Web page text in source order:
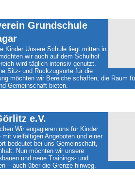
Grundschule
Kinder Unsere Schule liegt mitten in
wir auch auf dem Schulhof
wird täglich intensiv genutzt.
Sitz- und Rückzugsorte für die
möchten wir Bereiche schaffen, die Raum
Gemeinschaft bieten.
e.V.
Wir engagieren uns für Kinder
vielfältigen Angeboten und einer
bedeutet bei uns Gemeinschaft,
Nun möchten wir unsere
und neue Trainings- und
– auch über die Grenze hinweg.